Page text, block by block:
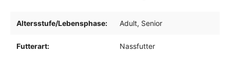
Altersstufe/Lebensphase: Adult, Senior
Futterart: Nassfutter